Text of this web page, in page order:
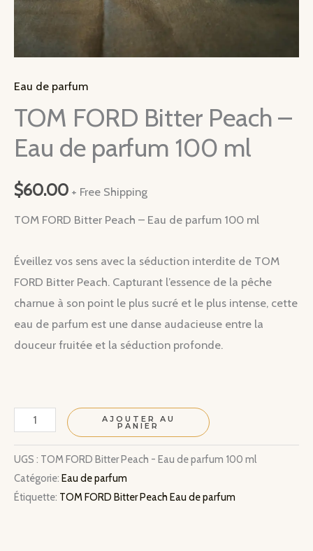
Eau de parfum
TOM FORD Bitter Peach –
Eau de parfum 100 ml
$60.00 + Free Shipping
TOM FORD Bitter Peach – Eau de parfum 100 ml
Éveillez vos sens avec la séduction interdite de TOM
FORD Bitter Peach. Capturant l’essence de la pêche
charnue à son point le plus sucré et le plus intense, cette
eau de parfum est une danse audacieuse entre la
douceur fruitée et la séduction profonde.
quantité
TOM
FORD
Bitter
AJOUTER AU
PANIER
UGS : TOM FORD Bitter Peach - Eau de parfum 100 ml
Catégorie: Eau de parfum
Étiquette: TOM FORD Bitter Peach Eau de parfum